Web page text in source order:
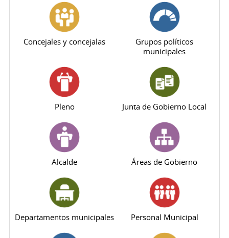
Concejales y concejalas
Grupos políticos
municipales
Pleno Junta de Gobierno Local
Alcalde Áreas de Gobierno
Departamentos municipales Personal Municipal